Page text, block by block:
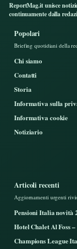
ReportMag.it unisce
continuamente dalla
Popolari
Briefing quotidiani della
Chi siamo
Contatti
Storia
Informativa sulla
Informativa cookie
Notiziario
Articoli recenti
Aggiornamenti urgenti
Pensioni Italia novità
Hotel Chalet Al Foss
Champions League